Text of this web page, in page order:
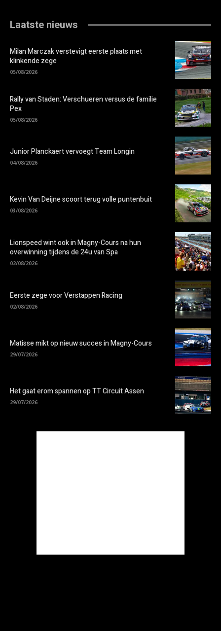
Laatste nieuws
Milan Marczak verstevigt eerste plaats met
klinkende zege
05/08/2026
Rally van Staden: Verschueren versus de familie
Pex
05/08/2026
Junior Planckaert vervoegt Team Longin
04/08/2026
Kevin Van Deijne scoort terug volle puntenbuit
03/08/2026
Lionspeed wint ook in Magny-Cours na hun
overwinning tijdens de 24u van Spa
02/08/2026
Eerste zege voor Verstappen Racing
02/08/2026
Matisse mikt op nieuw succes in Magny-Cours
29/07/2026
Het gaat erom spannen op TT Circuit Assen
29/07/2026